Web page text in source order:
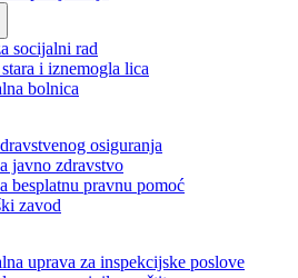
odnose s javnošću
zajedničke poslove
zapošljavanje
socijalni rad
i iznemogla lica
bolnica
osiguranja
javno zdravstvo
besplatnu pravnu pomoć
zavod